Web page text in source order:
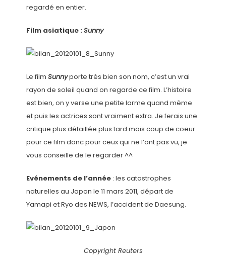
regardé en entier.
Film asiatique :Sunny
Le film Sunnyporte très bien son nom, c’est un vrai
rayon de soleil quand on regarde ce film. L’histoire
est bien, on y verse une petite larme quand même
et puis les actrices sont vraiment extra. Je ferais une
critique plus détaillée plus tard mais coup de coeur
pour ce film donc pour ceux qui ne l’ont pas vu, je
vous conseille de le regarder ^^
Evénements de l’année: les catastrophes
naturelles au Japon le 11 mars 2011, départ de
Yamapi et Ryo des NEWS, l’accident de Daesung.
Copyright Reuters